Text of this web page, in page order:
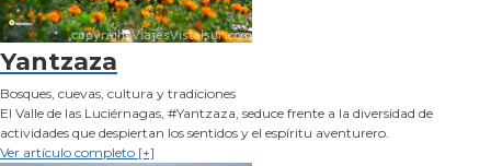
Yantzaza
Bosques, cuevas, cultura y tradiciones
El Valle de las Luciérnagas, #Yantzaza, seduce frente a la diversidad de
actividades que despiertan los sentidos y el espíritu aventurero.
Ver artículo completo [+]